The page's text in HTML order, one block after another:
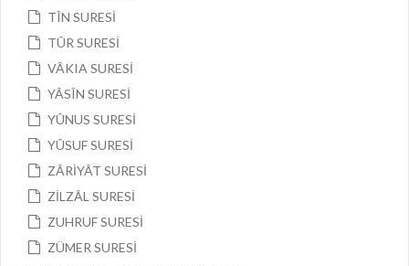
TÎN SURESİ
TÛR SURESİ
VÂKIA SURESİ
YÂSÎN SURESİ
YÛNUS SURESİ
YÛSUF SURESİ
ZÂRİYÂT SURESİ
ZİLZÂL SURESİ
ZUHRUF SURESİ
ZÜMER SURESİ